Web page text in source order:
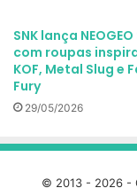
SNK lança NEOGEO
com roupas
KOF, Metal Slug e
Fury
29/05/2026
© 2013 - 2026 -